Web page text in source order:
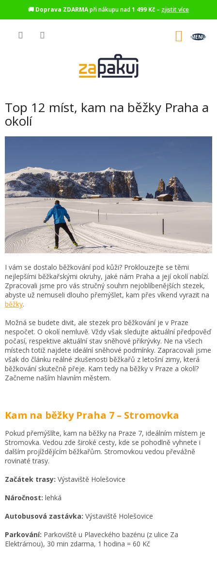
🚚 Doprava ZDARMApři nákupu nad1 499 Kč – zjistit více
Top 12 míst, kam na běžky Praha a
okolí
I vám se dostalo běžkování pod kůži? Proklouzejte se těmi
nejlepšími běžkařskými okruhy, jaké nám Praha a její okolí nabízí.
Zpracovali jsme pro vás stručný souhrn nejoblíbenějších stezek,
abyste už nemuseli dlouho přemýšlet, kam přes víkend vyrazit na
běžky.
Možná se budete divit, ale stezek pro běžkování je v Praze
nespočet. O okolí nemluvě. Vždy však sledujte aktuální předpověď
počasí, respektive aktuální stav sněhové přikrývky. Ne na všech
místech totiž najdete ideální sněhové podmínky. Zapracovali jsme
však do článku reálné zkušenosti běžkařů z letošní zimy, která
běžkování skutečně přeje. Kam tedy na běžky v Praze a okolí?
Začneme naším hlavním městem.
Kam na běžky Praha 7 – Stromovka
Pokud přemýšlíte, kam na běžky na Praze 7, ideálním místem je
Stromovka. Vedou zde široké cesty, kde se pohodlně vyhnete i
dalším projíždějícím běžkařům. Stromovkou vedou převážně
rovinaté trasy.
Začátek trasy: Výstaviště Holešovice
Náročnost: lehká
Autobusová zastávka: Výstaviště Holešovice
Parkování: Parkoviště u Plaveckého bazénu (z ulice Za
Elektrárnou), 30 min zdarma, 1 hodina = 60 Kč